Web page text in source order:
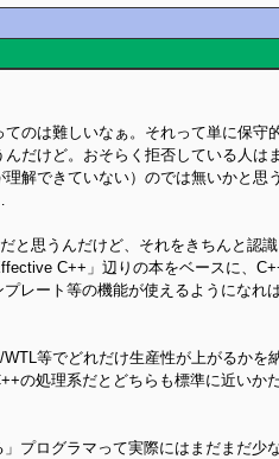
のは難しいなぁ。それって単に保守
だけど。おそらく拒否している人は
解できていない）のでは無いかと思
と思うんだけど、それをきちんと認
C++」辺りの本をベースに、
レート等の機能が使えるようになれ
等でどれだけ生産性が上がるかを
の処理系だとどちらも標準に近いか
プログラマって実際にはまだまだ少